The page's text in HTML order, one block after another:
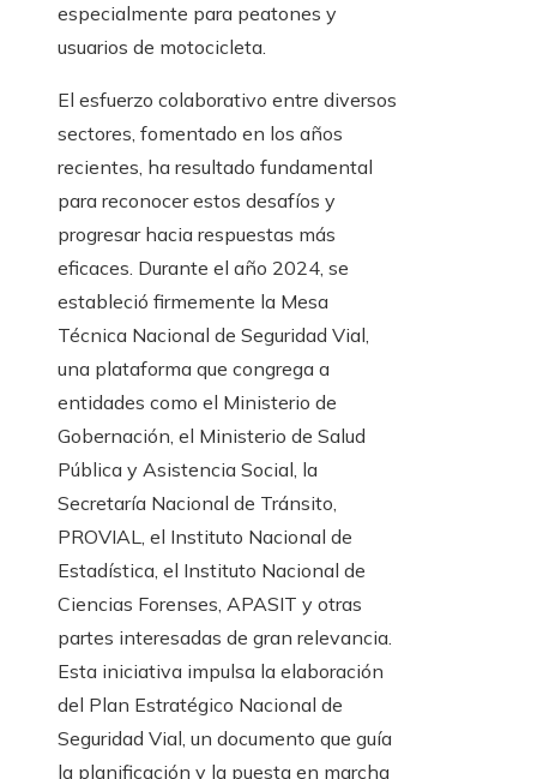
especialmente para peatones y
usuarios de motocicleta.
El esfuerzo colaborativo entre diversos
sectores, fomentado en los años
recientes, ha resultado fundamental
para reconocer estos desafíos y
progresar hacia respuestas más
eficaces. Durante el año 2024, se
estableció firmemente la Mesa
Técnica Nacional de Seguridad Vial,
una plataforma que congrega a
entidades como el Ministerio de
Gobernación, el Ministerio de Salud
Pública y Asistencia Social, la
Secretaría Nacional de Tránsito,
PROVIAL, el Instituto Nacional de
Estadística, el Instituto Nacional de
Ciencias Forenses, APASIT y otras
partes interesadas de gran relevancia.
Esta iniciativa impulsa la elaboración
del Plan Estratégico Nacional de
Seguridad Vial, un documento que guía
la planificación y la puesta en marcha